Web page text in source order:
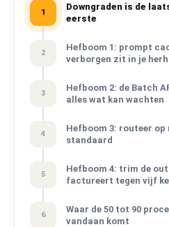
1
Downgraden is de
eerste
2
Hefboom 1: prompt
verborgen zit in je
3
Hefboom 2: de Batch
alles wat kan wachten
4
Hefboom 3: routeer
standaard
5
Hefboom 4: trim de
factureert tegen vijf
6
Waar de 50 tot 90
vandaan komt